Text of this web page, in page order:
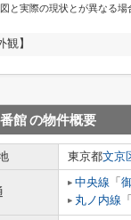
と実際の現状とが異なる場
観】
館の物件概要
東京都文京
中央線 「
丸ノ内線 「